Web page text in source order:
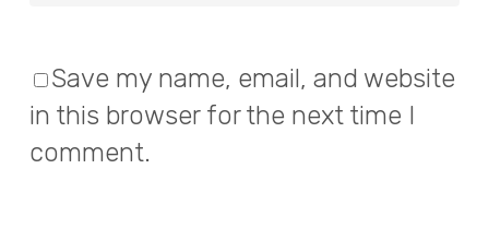
Save my name, email, and website
in this browser for the next time I
comment.